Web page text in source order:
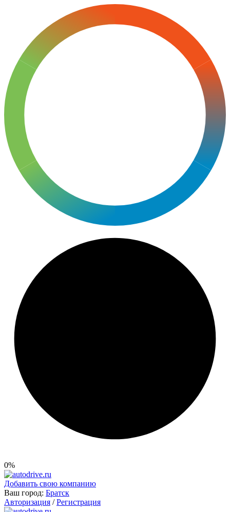
0%
Добавить свою компанию
Ваш город: Братск
Авторизация / Регистрация